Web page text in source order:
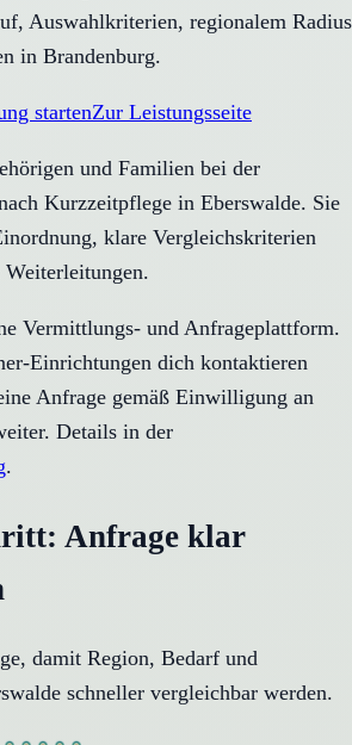
Auswahlkriterien, regionalem Radius
in Brandenburg.
startenZur Leistungsseite
und Familien bei der
Kurzzeitpflege in Eberswalde. Sie
klare Vergleichskriterien
Vermittlungs- und Anfrageplattform.
Einrichtungen dich kontaktieren
Anfrage gemäß Einwilligung an
Details in der
.
Anfrage klar
damit Region, Bedarf und
schneller vergleichbar werden.